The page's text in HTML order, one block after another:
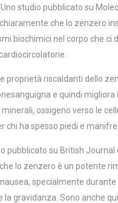
studio pubblicato su
che lo zenzero
biochimici nel corpo che ci
proprietà riscaldanti dello
e quindi migliora
ossigeno verso le
chi ha spesso piedi e
pubblicato su British
lo zenzero è un potente
specialmente
la gravidanza. Sono anche